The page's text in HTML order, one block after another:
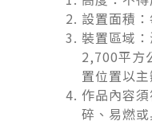
設置面積
裝置區域
2,700平方
置位置以
作品內容
碎、易燃